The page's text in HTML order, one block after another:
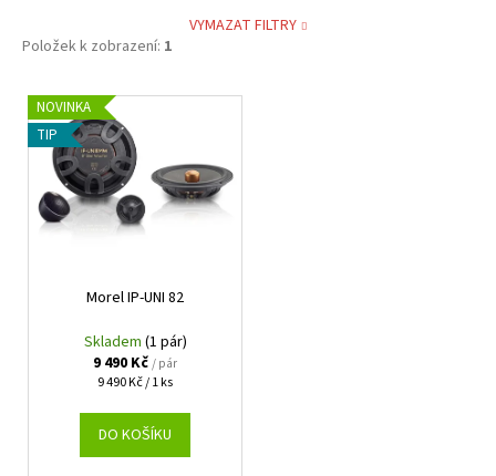
VYMAZAT FILTRY
Položek k zobrazení: 1
V
ý
NOVINKA
TIP
Morel IP-UNI 82
Skladem (1 pár)
9 490 Kč/ pár
Měrná
9 490 Kč / 1 ks
DO KOŠÍKU